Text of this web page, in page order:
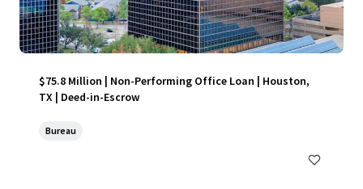
$75.8 Million | Non-Performing Office Loan | Houston,
TX | Deed-in-Escrow
Bureau